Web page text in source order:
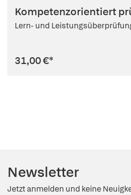
Kompetenzorientiert
Lern- und
31,00 €*
Newsletter
Jetzt anmelden und keine